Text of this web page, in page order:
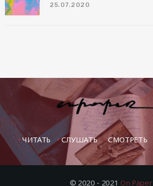
25.07.2020
ЧИТАТЬ СЛУШАТЬ СМОТРЕТЬ
© 2020 - 2021 On Paper